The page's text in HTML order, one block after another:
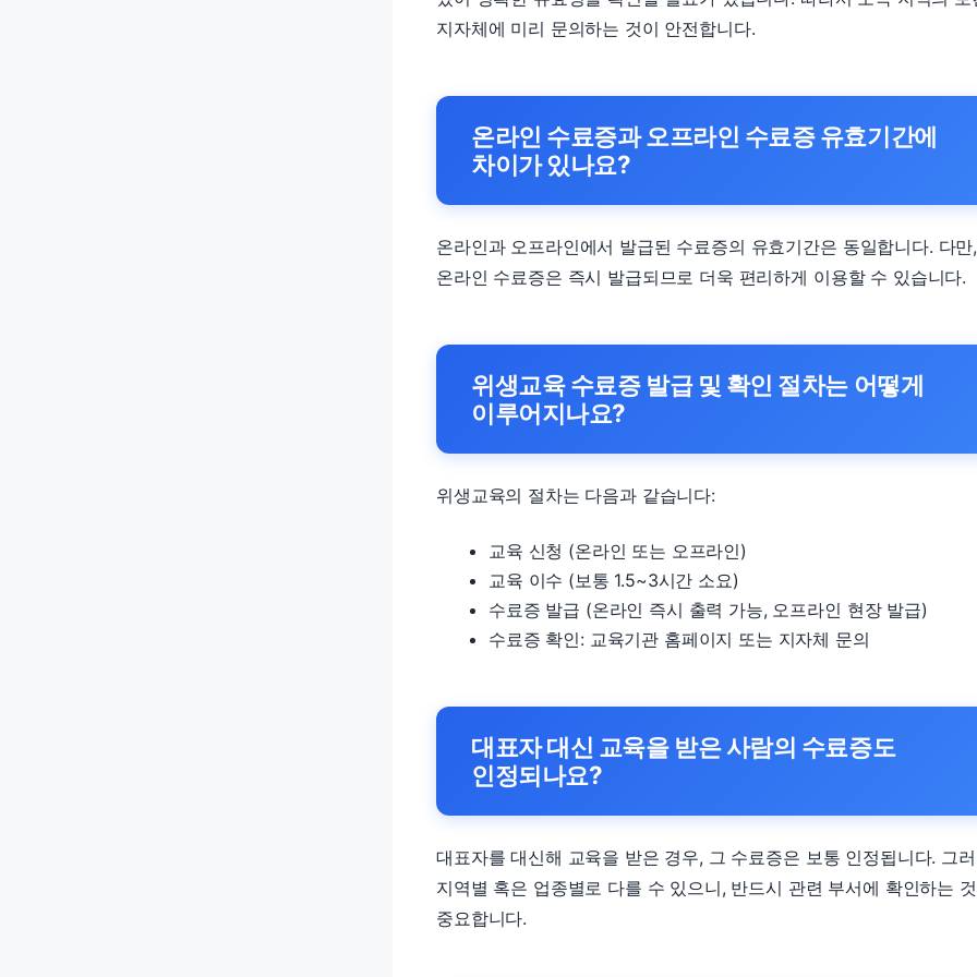
지자체에 미리 문의하는 것이 안전합니다.
온라인 수료증과 오프라인 수료증 유효기간에
차이가 있나요?
온라인과 오프라인에서 발급된 수료증의 유효기간은 동일합니다. 다만,
온라인 수료증은 즉시 발급되므로 더욱 편리하게 이용할 수 있습니다.
위생교육 수료증 발급 및 확인 절차는 어떻게
이루어지나요?
위생교육의 절차는 다음과 같습니다:
교육 신청 (온라인 또는 오프라인)
교육 이수 (보통 1.5~3시간 소요)
수료증 발급 (온라인 즉시 출력 가능, 오프라인 현장 발급)
수료증 확인: 교육기관 홈페이지 또는 지자체 문의
대표자 대신 교육을 받은 사람의 수료증도
인정되나요?
대표자를 대신해 교육을 받은 경우, 그 수료증은 보통 인정됩니다. 그
지역별 혹은 업종별로 다를 수 있으니, 반드시 관련 부서에 확인하는
중요합니다.